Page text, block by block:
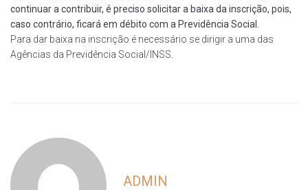
continuar a contribuir, é preciso solicitar a baixa da inscrição, pois,
caso contrário, ficará em débito com a Previdência Social.
Para dar baixa na inscrição é necessário se dirigir a uma das
Agências da Previdência Social/INSS.
ADMIN